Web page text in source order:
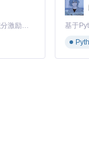
（位于SDK/
「源启盛夏」暑期校园开发者成长计划旨在激活校园开源力量，通过积分激励、认证扶持、资源倾斜等形式，引导高校组织和开发者完成「入驻 — 建项目 — 做贡献 — 获认证 — 得资源」的完整闭环。无论你是想带领社团入驻平台的组织者，还是希望用代码贡献证明自己的开发者，都能在这里找到属于你的成长路径。